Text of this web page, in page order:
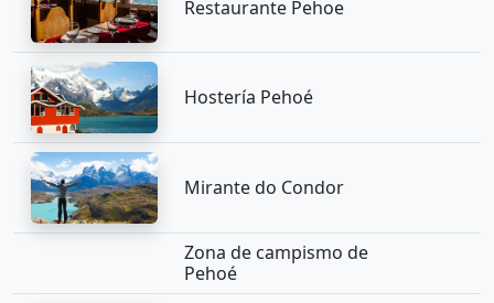
Restaurante Pehoe
Hostería Pehoé
Mirante do Condor
Zona de campismo de
Pehoé